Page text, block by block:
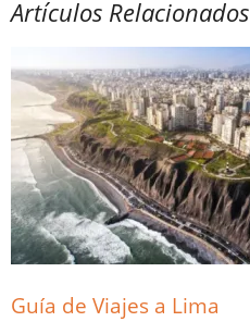
Artículos Relacionados
Guía de Viajes a Lima